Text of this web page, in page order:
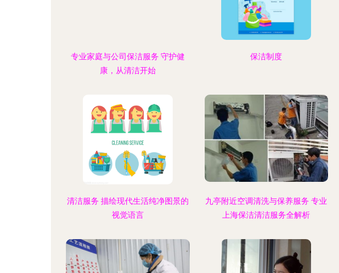
专业家庭与公司保洁服务 守护健
康，从清洁开始
保洁制度
清洁服务 描绘现代生活纯净图景的
视觉语言
九亭附近空调清洗与保养服务 专业
上海保洁清洁服务全解析